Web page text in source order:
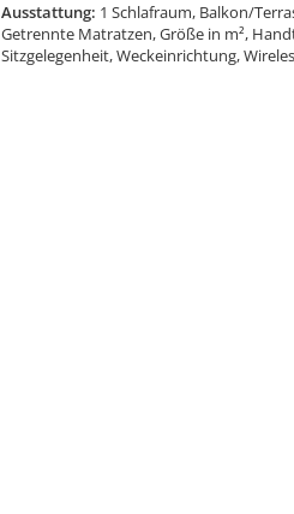
Ausstattung: 1 Schlafraum, Balkon/
Getrennte Matratzen, Größe in m²,
Sitzgelegenheit, Weckeinrichtung,